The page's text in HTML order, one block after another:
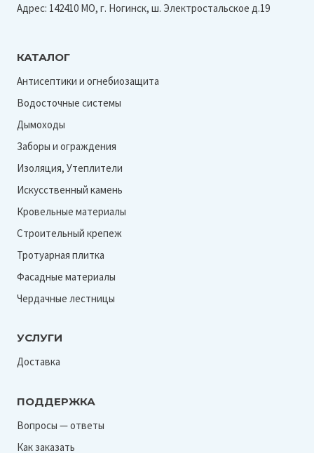
Адрес: 142410 МО, г. Ногинск, ш. Электростальское д.19
КАТАЛОГ
Антисептики и огнебиозащита
Водосточные системы
Дымоходы
Заборы и ограждения
Изоляция, Утеплители
Искусственный камень
Кровельные материалы
Строительный крепеж
Тротуарная плитка
Фасадные материалы
Чердачные лестницы
УСЛУГИ
Доставка
ПОДДЕРЖКА
Вопросы — ответы
Как заказать